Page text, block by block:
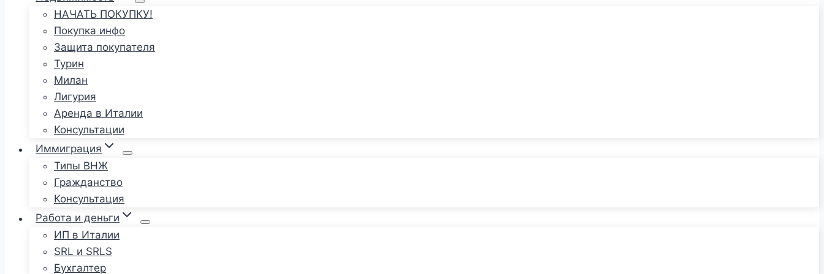
НАЧАТЬ ПОКУПКУ!
Покупка инфо
Защита покупателя
Турин
Милан
Лигурия
Аренда в Италии
Консультации
Иммиграция
Типы ВНЖ
Гражданство
Консультация
Работа и деньги
ИП в Италии
SRL и SRLS
Бухгалтер